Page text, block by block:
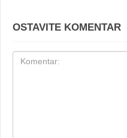
OSTAVITE KOMENTAR